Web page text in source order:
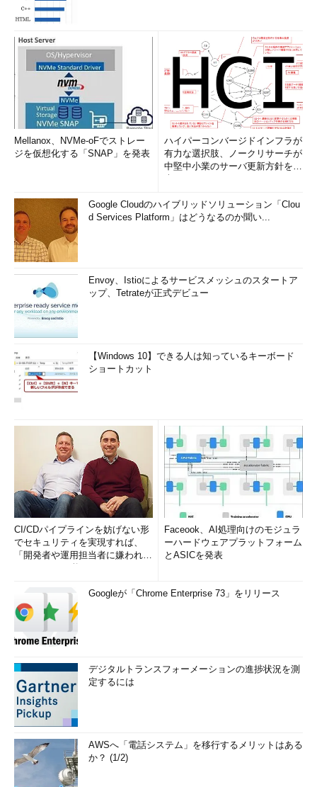
Mellanox、NVMe-oFでストレー
ジを仮想化する「SNAP」を発表
ハイパーコンバージドインフラが
有力な選択肢、ノークリサーチが
中堅中小業のサーバ更新方針を調
Google Cloudのハイブリッドソリューション「Clou
d Services Platform」はどうなるのか聞い...
Envoy、Istioによるサービスメッシュのスタートア
ップ、Tetrateが正式デビュー
【Windows 10】できる人は知っているキーボード
ショートカット
CI/CDパイプラインを妨げない形
でセキュリティを実現すれば、
「開発者や運用担当者に嫌われな
Faceook、AI処理向けのモジュラ
ーハードウェアプラットフォーム
とASICを発表
Googleが「Chrome Enterprise 73」をリリース
デジタルトランスフォーメーションの進捗状況を測
定するには
AWSへ「電話システム」を移行するメリットはある
か？ (1/2)